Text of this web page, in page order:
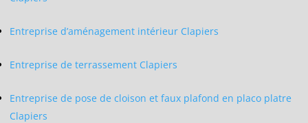
Entreprise d’aménagement intérieur Clapiers
Entreprise de terrassement Clapiers
Entreprise de pose de cloison et faux plafond en placo platre
Clapiers